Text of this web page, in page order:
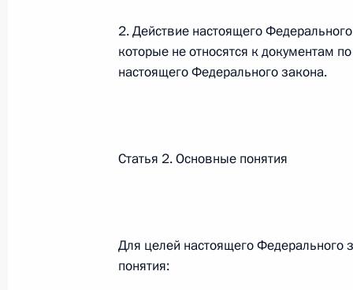
Федеральный закон от
О внесении изменения в статью 2
26 июля 2026 года
2. Действие настоящего
которые не относятся к документам
настоящего Федерального закона.
Статья 2. Основные понятия
Для целей настоящего Федерального
понятия: